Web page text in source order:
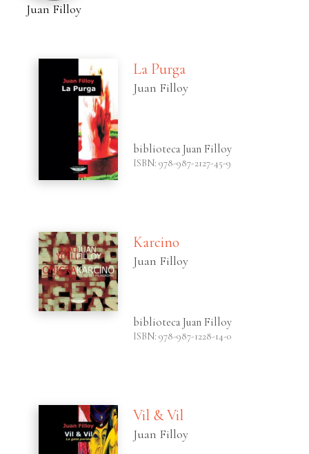
Juan Filloy
La Purga
Juan Filloy
biblioteca Juan Filloy
ISBN: 978-987-2127-45-9
Karcino
Juan Filloy
biblioteca Juan Filloy
ISBN: 978-987-1228-14-0
Vil & Vil
Juan Filloy